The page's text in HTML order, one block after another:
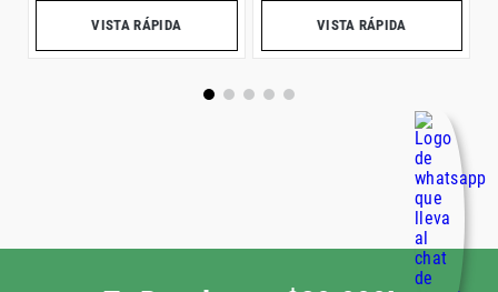
VISTA RÁPIDA VISTA RÁPIDA